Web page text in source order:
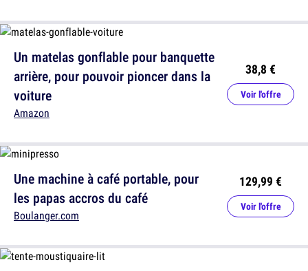
Une machine à café portable, pour
les papas accros du café
Boulanger.com
129,99 €
Voir l'offre
Un matelas gonflable pour banquette
arrière, pour pouvoir pioncer dans la
voiture
Amazon
38,8 €
Voir l'offre